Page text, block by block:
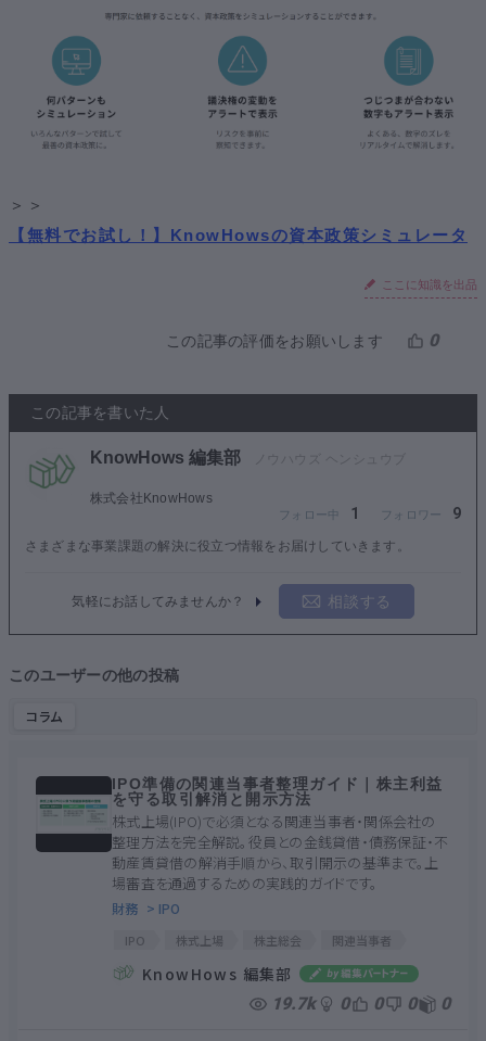
＞＞
【無料でお試し！】KnowHowsの資本政策シミュレータ
ここに知識を出品
この記事の評価をお願いします 0
この記事を書いた人
KnowHows 編集部
株式会社KnowHows
1 9
さまざまな事業課題の解決に役立つ情報をお届けしていきます。
気軽にお話してみませんか？ 相談する
このユーザーの他の投稿
コラム
IPO準備の関連当事者整理ガイド｜株主利益
を守る取引解消と開示方法
株式上場(IPO)で必須となる関連当事者・関係会社の
整理方法を完全解説。役員との金銭貸借・債務保証・不
動産賃貸借の解消手順から、取引開示の基準まで。上
場審査を通過するための実践的ガイドです。
財務 > IPO
IPO 株式上場 株主総会
関連当事者
上場審査
ガイドライン 整理 関係会社
KnowHows 編集部
19.7k 0 0 0 0